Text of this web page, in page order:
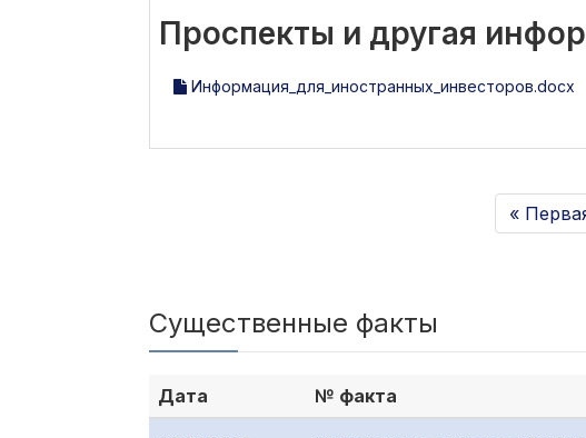
Проспекты и другая
Информация_для_иностранных_инвесторов.docx
«
Существенные факты
Дата № факта